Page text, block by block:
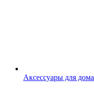
Аксессуары для дома